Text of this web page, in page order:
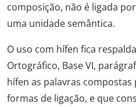
composição, não é ligada
uma unidade semântica.
O uso com hífen fica
Ortográfico, Base VI,
hífen as palavras
formas de ligação, e que